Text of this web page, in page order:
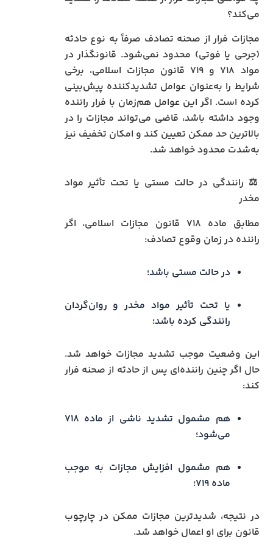
می‌کند؟
مجازات فرار از صحنه تصادف صرفاً به نوع حادثه
(جرحی یا فوتی) محدود نمی‌شود. قانونگذار در
مواد ۷۱۸ و ۷۱۹ قانون مجازات اسلامی، برخی
شرایط را به‌عنوان عوامل تشدیدکننده پیش‌بینی
کرده است. اگر این عوامل هم‌زمان با فرار راننده
وجود داشته باشد، قاضی می‌تواند مجازات را در
بالاترین حد ممکن تعیین کند و امکان تخفیف نیز
به‌شدت محدود خواهد شد.
⚖️ رانندگی در حالت مستی یا تحت تأثیر مواد
مخدر
مطابق ماده ۷۱۸ قانون مجازات اسلامی، اگر
راننده در زمان وقوع تصادف:
در حالت مستی باشد؛
یا تحت تأثیر مواد مخدر و روان‌گردان
رانندگی کرده باشد؛
این وضعیت موجب تشدید مجازات خواهد شد.
حال اگر چنین راننده‌ای پس از حادثه از صحنه فرار
کند:
هم مشمول تشدید ناشی از ماده ۷۱۸
می‌شود؛
هم مشمول افزایش مجازات به موجب
ماده ۷۱۹؛
در نتیجه، شدیدترین مجازات ممکن در چارچوب
قانون برای او اعمال خواهد شد.